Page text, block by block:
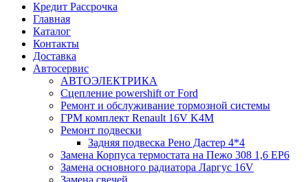
Кредит Рассрочка
Главная
Каталог
Контакты
Доставка
Автосервис
АВТОЭЛЕКТРИКА
Сцепление powershift от Ford
Ремонт и обслуживание тормозной системы
ГРМ комплект Renault 16V K4M
Ремонт подвески
Задняя подвеска Рено Дастер 4*4
Замена Корпуса термостата на Пежо 308 1,6 EP6
Замена основного радиатора Ларгус 16V
Замена свечей